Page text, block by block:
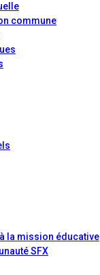
commune
la mission éducative
SFX